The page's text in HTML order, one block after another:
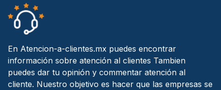
En Atencion-a-clientes.mx puedes encontrar
información sobre atención al clientes Tambien
puedes dar tu opinión y commentar atención al
cliente. Nuestro objetivo es hacer que las empresas se